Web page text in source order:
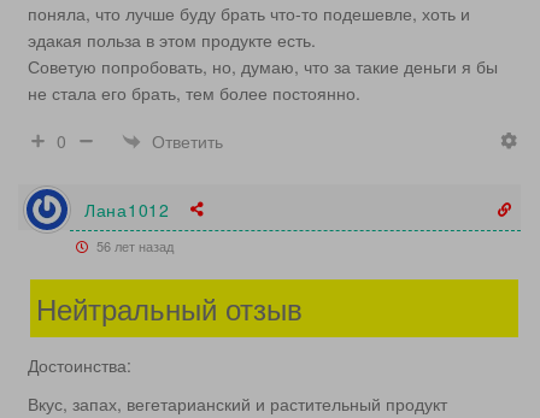
поняла, что лучше буду брать что-то подешевле, хоть и
эдакая польза в этом продукте есть.
Советую попробовать, но, думаю, что за такие деньги я бы
не стала его брать, тем более постоянно.
0
Ответить
Лана1012
56 лет назад
Нейтральный отзыв
Достоинства:
Вкус, запах, вегетарианский и растительный продукт